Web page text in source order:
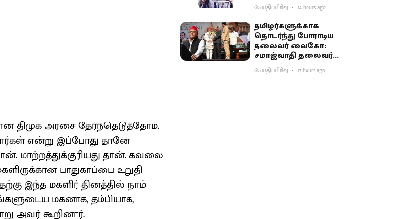
திமுக அரசை தேர்ந்தெடுத்தோம்.
என்று இப்போது தானே
மாற்றத்துக்குரியது தான். கவலை
பாதுகாப்பை உறுதி
இந்த மகளிர் தினத்தில் நாம்
மகனாக, தம்பியாக,
அவர் கூறினார்.
செய்திப்பிரிவு 14 hours ago
தமிழர்களுக்காக
தொடர்ந்து போராடிய
தலைவர் வைகோ:
சமாஜ்வாதி தலைவர்
அகிலேஷ் புகழாரம்
செய்திப்பிரிவு 17 hours ago